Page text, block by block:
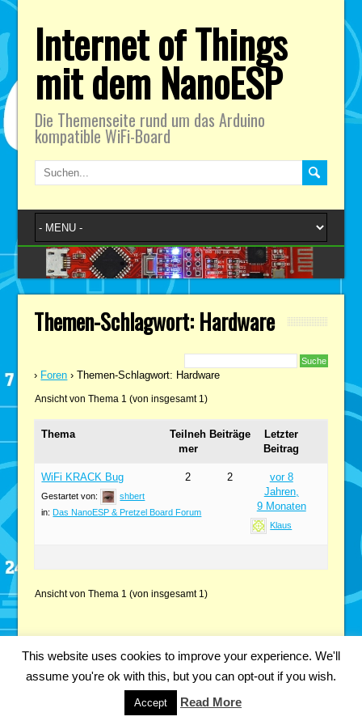
Internet of Things
mit dem NanoESP
Die Themenseite rund um das Arduino
kompatible WiFi-Board
Themen-Schlagwort: Hardware
› Foren › Themen-Schlagwort: Hardware
Ansicht von Thema 1 (von insgesamt 1)
Thema
Teilneh
mer
Beiträge
Letzter
Beitrag
WiFi KRACK Bug
Gestartet von:
shbert
in:Das NanoESP & Pretzel Board Forum
2 2
vor 8
Jahren,
9 Monaten
Klaus
Ansicht von Thema 1 (von insgesamt 1)
Copyright 2018 Fabian Kainka | All Rights Reserved.Impressum
Datenschutzerklärung
This website uses cookies to improve your experience. We'll
assume you're ok with this, but you can opt-out if you wish.
Accept Read More